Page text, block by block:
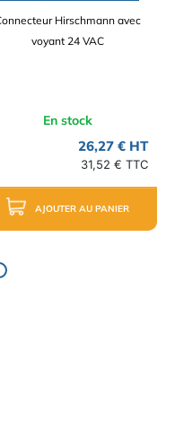
Hirschmann avec
voyant 24 VAC
En stock
26,27 € HT
31,52 € TTC
AJOUTER AU PANIER